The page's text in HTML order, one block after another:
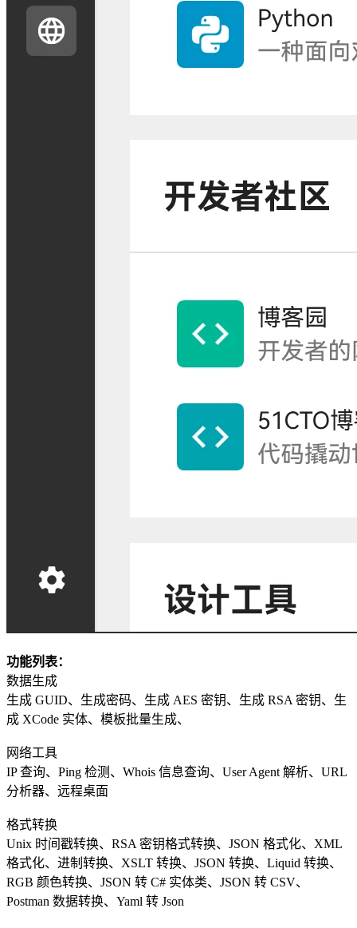
功能列表：
数据生成
生成 GUID、生成密码、生成 AES 密钥、生成 RSA 密钥、生
成 XCode 实体、模板批量生成、
网络工具
IP 查询、Ping 检测、Whois 信息查询、User Agent 解析、URL
分析器、远程桌面
格式转换
Unix 时间戳转换、RSA 密钥格式转换、JSON 格式化、XML
格式化、进制转换、XSLT 转换、JSON 转换、Liquid 转换、
RGB 颜色转换、JSON 转 C# 实体类、JSON 转 CSV、
Postman 数据转换、Yaml 转 Json